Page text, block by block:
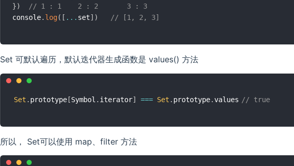
})
// 1 : 1	2 : 2		3 : 3
console. log( [ ... set] ) // [1, 2, 3]
Set 可默认遍历，默认迭代器生成函数是 values() 方法
Set . prototype[Symbol . iterator] === Set . prototype. // true
所以， Set可以使用 map、filter 方法